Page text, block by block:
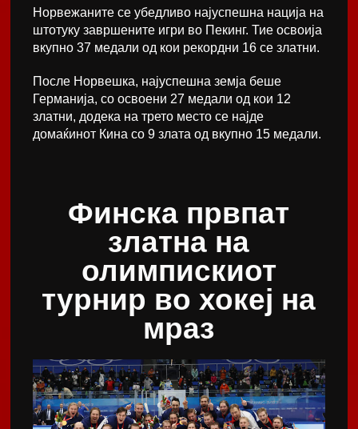
Норвежаните се убедливо најуспешна нација на
штотуку завршените игри во Пекинг. Тие освоија
вкупно 37 медали од кои рекордни 16 се златни.
После Норвешка, најуспешна земја беше
Германија, со освоени 27 медали од кои 12
златни, додека на трето место се најде
домаќинот Кина со 9 злата од вкупно 15 медали.
Финска првпат
златна на
олимпискиот
турнир во хокеј на
мраз